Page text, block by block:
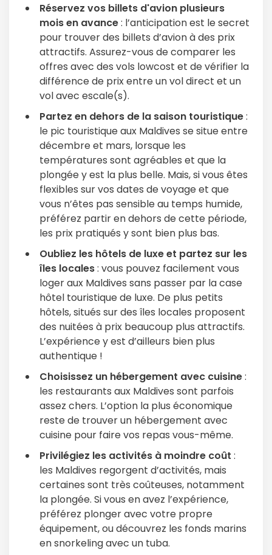
Réservez vos billets d'avion plusieurs
mois en avance: l’anticipation est le secret
pour trouver des billets d’avion à des prix
attractifs. Assurez-vous de comparer les
offres avec des vols lowcost et de vérifier la
différence de prix entre un vol direct et un
vol avec escale(s).
Partez en dehors de la saison touristique:
le pic touristique aux Maldives se situe entre
décembre et mars, lorsque les
températures sont agréables et que la
plongée y est la plus belle. Mais, si vous êtes
flexibles sur vos dates de voyage et que
vous n’êtes pas sensible au temps humide,
préférez partir en dehors de cette période,
les prix pratiqués y sont bien plus bas.
Oubliez les hôtels de luxe et partez sur les
îles locales: vous pouvez facilement vous
loger aux Maldives sans passer par la case
hôtel touristique de luxe. De plus petits
hôtels, situés sur des îles locales proposent
des nuitées à prix beaucoup plus attractifs.
L’expérience y est d’ailleurs bien plus
authentique !
Choisissez un hébergement avec cuisine:
les restaurants aux Maldives sont parfois
assez chers. L’option la plus économique
reste de trouver un hébergement avec
cuisine pour faire vos repas vous-même.
Privilégiez les activités à moindre coût :
les Maldives regorgent d’activités, mais
certaines sont très coûteuses, notamment
la plongée. Si vous en avez l’expérience,
préférez plonger avec votre propre
équipement, ou découvrez les fonds marins
en snorkeling avec un tuba.
Continuer avec Apple
ou connectez-vous par mail
Politique de
confidentialité.